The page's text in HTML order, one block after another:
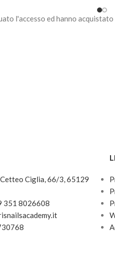
l'accesso ed hanno
Ciglia, 66/3, 65129
351 8026608